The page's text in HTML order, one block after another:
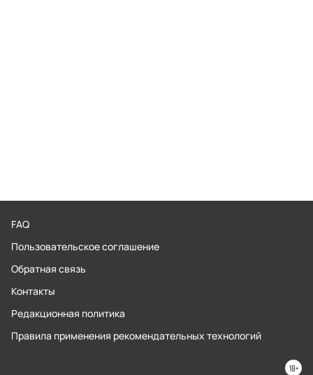
FAQ
Пользовательское соглашение
Обратная связь
Контакты
Редакционная политика
Правила применения рекомендательных технологий